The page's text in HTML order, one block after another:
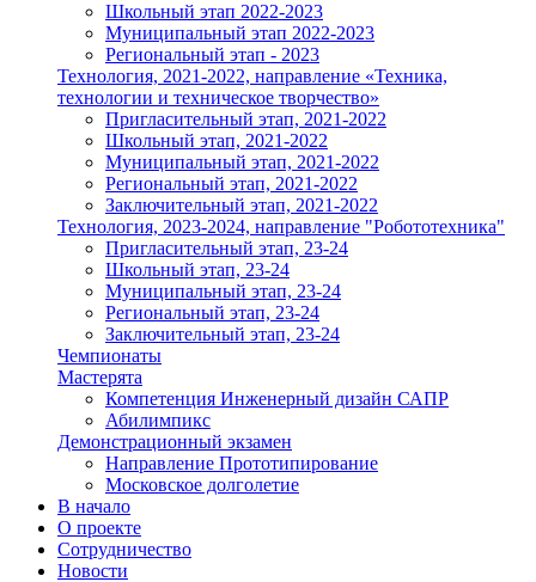
Школьный этап 2022-2023
Муниципальный этап 2022-2023
Региональный этап - 2023
Технология, 2021-2022, направление «Техника,
технологии и техническое творчество»
Пригласительный этап, 2021-2022
Школьный этап, 2021-2022
Муниципальный этап, 2021-2022
Региональный этап, 2021-2022
Заключительный этап, 2021-2022
Технология, 2023-2024, направление "Робототехника"
Пригласительный этап, 23-24
Школьный этап, 23-24
Муниципальный этап, 23-24
Региональный этап, 23-24
Заключительный этап, 23-24
Чемпионаты
Мастерята
Компетенция Инженерный дизайн САПР
Абилимпикс
Демонстрационный экзамен
Направление Прототипирование
Московское долголетие
В начало
О проекте
Сотрудничество
Новости